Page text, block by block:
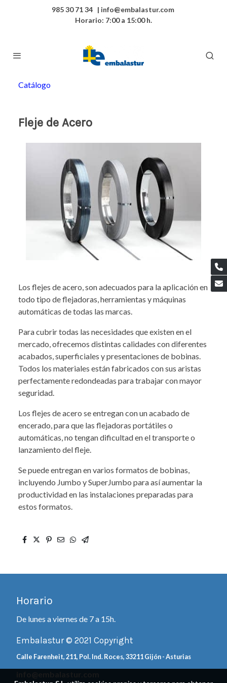
985 30 71 34 | info@embalastur.com
Horario: 7:00 a 15:00 h.
Catálogo
Fleje de Acero
Los flejes de acero, son adecuados para la aplicación en
todo tipo de flejadoras, herramientas y máquinas
automáticas de todas las marcas.
Para cubrir todas las necesidades que existen en el
mercado, ofrecemos distintas calidades con diferentes
acabados, superficiales y presentaciones de bobinas.
Todos los materiales están fabricados con sus aristas
perfectamente redondeadas para trabajar con mayor
seguridad.
Los flejes de acero se entregan con un acabado de
encerado, para que las flejadoras portátiles o
automáticas, no tengan dificultad en el transporte o
lanzamiento del fleje.
Se puede entregan en varios formatos de bobinas,
incluyendo Jumbo y SuperJumbo para así aumentar la
productividad en las instalaciones preparadas para
estos formatos.
Horario
De lunes a viernes de 7 a 15h.
Embalastur © 2021 Copyright
Calle Farenheit, 211, Pol. Ind. Roces, 33211 Gijón - Asturias